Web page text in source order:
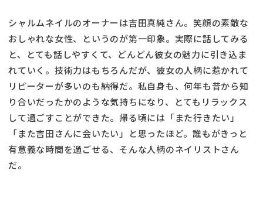
シャルムネイルのオーナーは吉田真純さん。笑顔の素敵な
おしゃれな女性、というのが第一印象。実際に話してみる
と、とても話しやすくて、どんどん彼女の魅力に引き込ま
れていく。技術力はもちろんだが、彼女の人柄に惹かれて
リピーターが多いのも納得だ。私自身も、何年も昔から知
り合いだったかのような気持ちになり、とてもリラックス
して過ごすことができた。帰る頃には「また行きたい」
「また吉田さんに会いたい」と思ったほど。誰もがきっと
有意義な時間を過ごせる、そんな人柄のネイリストさん
だ。